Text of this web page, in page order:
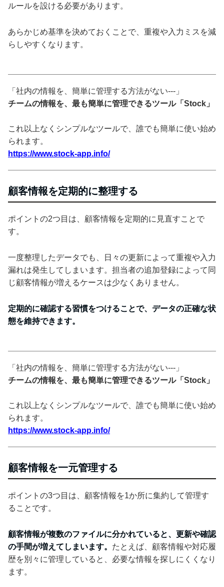
ルールを設ける必要があります。
あらかじめ基準を決めておくことで、重複や入力ミスを減
らしやすくなります。
「社内の情報を、簡単に管理する方法がない---」
チームの情報を、最も簡単に管理できるツール「Stock」
これ以上なくシンプルなツールで、誰でも簡単に使い始め
られます。
https://www.stock-app.info/
顧客情報を定期的に整理する
ポイントの2つ目は、顧客情報を定期的に見直すことで
す。
一度整理したデータでも、日々の更新によって重複や入力
漏れは発生してしまいます。担当者の追加登録によって同
じ顧客情報が増えるケースは少なくありません。
定期的に確認する習慣をつけることで、データの正確な状
態を維持できます。
「社内の情報を、簡単に管理する方法がない---」
チームの情報を、最も簡単に管理できるツール「Stock」
これ以上なくシンプルなツールで、誰でも簡単に使い始め
られます。
https://www.stock-app.info/
顧客情報を一元管理する
ポイントの3つ目は、顧客情報を1か所に集約して管理す
ることです。
顧客情報が複数のファイルに分かれていると、更新や確認
の手間が増えてしまいます。 たとえば、顧客情報や対応履
歴を別々に管理していると、必要な情報を探しにくくなり
ます。